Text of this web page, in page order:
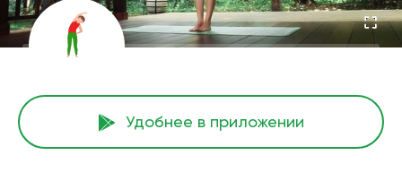
Удобнее в приложении